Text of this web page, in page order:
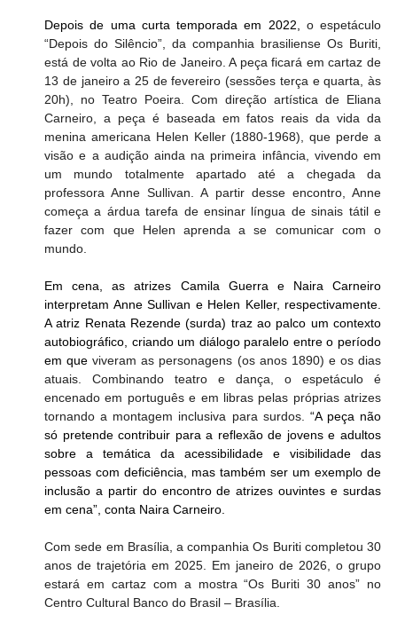
Depois de uma curta temporada em 2022, o espetáculo
“Depois do Silêncio”, da companhia brasiliense Os Buriti,
está de volta ao Rio de Janeiro. A peça ficará em cartaz de
13 de janeiro a 25 de fevereiro (sessões terça e quarta, às
20h), no Teatro Poeira. Com direção artística de Eliana
Carneiro, a peça é baseada em fatos reais da vida da
menina americana Helen Keller (1880-1968), que perde a
visão e a audição ainda na primeira infância, vivendo em
um mundo totalmente apartado até a chegada da
professora Anne Sullivan. A partir desse encontro, Anne
começa a árdua tarefa de ensinar língua de sinais tátil e
fazer com que Helen aprenda a se comunicar com o
mundo.
Em cena, as atrizes Camila Guerra e Naira Carneiro
interpretam Anne Sullivan e Helen Keller, respectivamente.
A atriz Renata Rezende (surda) traz ao palco um contexto
autobiográfico, criando um diálogo paralelo entre o período
em que viveram as personagens (os anos 1890) e os dias
atuais. Combinando teatro e dança, o espetáculo é
encenado em português e em libras pelas próprias atrizes
tornando a montagem inclusiva para surdos.
“A peça não
só pretende contribuir para a reflexão de jovens e adultos
sobre a temática da acessibilidade e visibilidade das
pessoas com deficiência, mas também ser um exemplo de
inclusão a partir do encontro de atrizes ouvintes e surdas
em cena”, conta Naira Carneiro.
Com sede em Brasília, a companhia Os Buriti completou 30
anos de trajetória em 2025. Em janeiro de 2026, o grupo
estará em cartaz com a mostra “Os Buriti 30 anos” no
Centro Cultural Banco do Brasil – Brasília.